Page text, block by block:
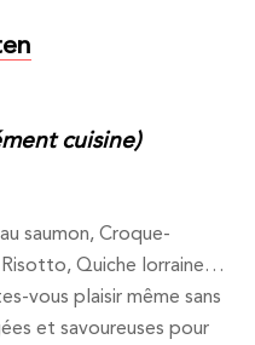
cuisine)
saumon, Croque-
Quiche lorraine…
vous plaisir même sans
et savoureuses pour